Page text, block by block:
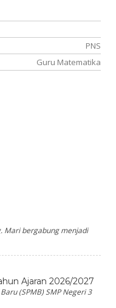
PNS
Guru Matematika
Mari bergabung menjadi
Ajaran 2026/2027
(SPMB) SMP Negeri 3